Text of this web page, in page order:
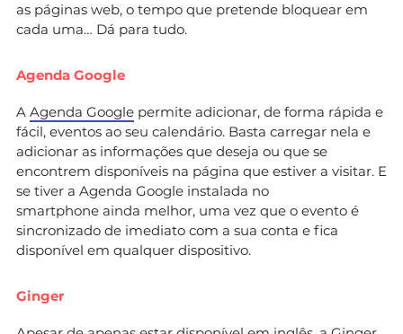
as páginas web, o tempo que pretende bloquear em
cada uma… Dá para tudo.
Agenda Google
A Agenda Google permite adicionar, de forma rápida e
fácil, eventos ao seu calendário. Basta carregar nela e
adicionar as informações que deseja ou que se
encontrem disponíveis na página que estiver a visitar. E
se tiver a Agenda Google instalada no
smartphone ainda melhor, uma vez que o evento é
sincronizado de imediato com a sua conta e fica
disponível em qualquer dispositivo.
Ginger